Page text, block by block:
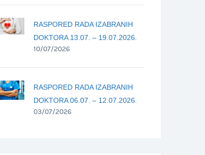
RASPORED RADA IZABRANIH
DOKTORA 13.07. – 19.07.2026.
10/07/2026
RASPORED RADA IZABRANIH
DOKTORA 06.07. – 12.07.2026.
03/07/2026